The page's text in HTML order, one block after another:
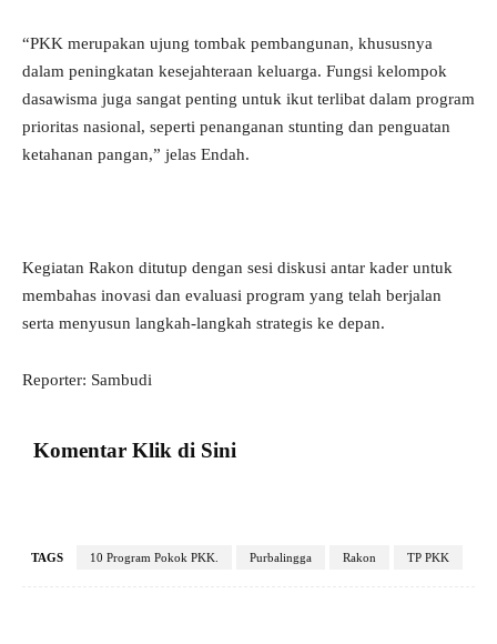
“PKK merupakan ujung tombak pembangunan, khususnya
dalam peningkatan kesejahteraan keluarga. Fungsi kelompok
dasawisma juga sangat penting untuk ikut terlibat dalam program
prioritas nasional, seperti penanganan stunting dan penguatan
ketahanan pangan,” jelas Endah.
Kegiatan Rakon ditutup dengan sesi diskusi antar kader untuk
membahas inovasi dan evaluasi program yang telah berjalan
serta menyusun langkah-langkah strategis ke depan.
Reporter: Sambudi
Komentar Klik di Sini
TAGS 10 Program Pokok PKK. Purbalingga Rakon TP PKK